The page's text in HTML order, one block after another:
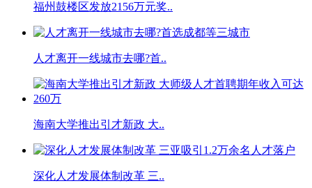
福州鼓楼区发放2156万元奖..
人才离开一线城市去哪?首..
海南大学推出引才新政 大..
深化人才发展体制改革 三..